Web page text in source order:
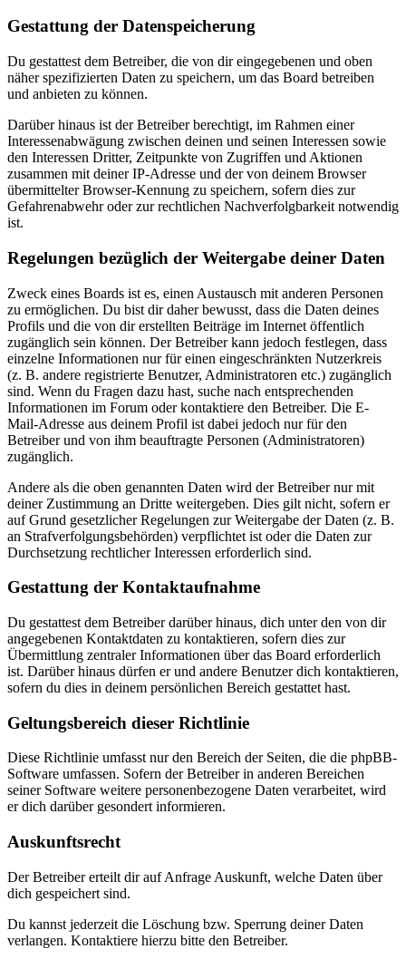
Gestattung der Datenspeicherung
Du gestattest dem Betreiber, die von dir eingegebenen und oben
näher spezifizierten Daten zu speichern, um das Board betreiben
und anbieten zu können.
Darüber hinaus ist der Betreiber berechtigt, im Rahmen einer
Interessenabwägung zwischen deinen und seinen Interessen sowie
den Interessen Dritter, Zeitpunkte von Zugriffen und Aktionen
zusammen mit deiner IP-Adresse und der von deinem Browser
übermittelter Browser-Kennung zu speichern, sofern dies zur
Gefahrenabwehr oder zur rechtlichen Nachverfolgbarkeit notwendig
ist.
Regelungen bezüglich der Weitergabe deiner Daten
Zweck eines Boards ist es, einen Austausch mit anderen Personen
zu ermöglichen. Du bist dir daher bewusst, dass die Daten deines
Profils und die von dir erstellten Beiträge im Internet öffentlich
zugänglich sein können. Der Betreiber kann jedoch festlegen, dass
einzelne Informationen nur für einen eingeschränkten Nutzerkreis
(z. B. andere registrierte Benutzer, Administratoren etc.) zugänglich
sind. Wenn du Fragen dazu hast, suche nach entsprechenden
Informationen im Forum oder kontaktiere den Betreiber. Die E-
Mail-Adresse aus deinem Profil ist dabei jedoch nur für den
Betreiber und von ihm beauftragte Personen (Administratoren)
zugänglich.
Andere als die oben genannten Daten wird der Betreiber nur mit
deiner Zustimmung an Dritte weitergeben. Dies gilt nicht, sofern er
auf Grund gesetzlicher Regelungen zur Weitergabe der Daten (z. B.
an Strafverfolgungsbehörden) verpflichtet ist oder die Daten zur
Durchsetzung rechtlicher Interessen erforderlich sind.
Gestattung der Kontaktaufnahme
Du gestattest dem Betreiber darüber hinaus, dich unter den von dir
angegebenen Kontaktdaten zu kontaktieren, sofern dies zur
Übermittlung zentraler Informationen über das Board erforderlich
ist. Darüber hinaus dürfen er und andere Benutzer dich kontaktieren,
sofern du dies in deinem persönlichen Bereich gestattet hast.
Geltungsbereich dieser Richtlinie
Diese Richtlinie umfasst nur den Bereich der Seiten, die die phpBB-
Software umfassen. Sofern der Betreiber in anderen Bereichen
seiner Software weitere personenbezogene Daten verarbeitet, wird
er dich darüber gesondert informieren.
Auskunftsrecht
Der Betreiber erteilt dir auf Anfrage Auskunft, welche Daten über
dich gespeichert sind.
Du kannst jederzeit die Löschung bzw. Sperrung deiner Daten
verlangen. Kontaktiere hierzu bitte den Betreiber.